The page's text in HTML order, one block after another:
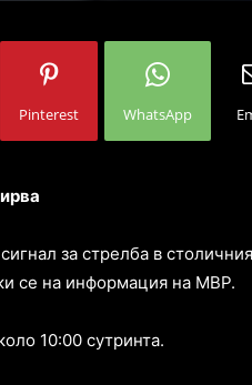
Pinterest WhatsApp
за стрелба в
се на информация на МВР.
10:00 сутринта.